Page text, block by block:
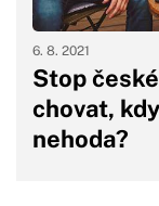
Stop
chovat,
nehoda?
6. 8. 2021